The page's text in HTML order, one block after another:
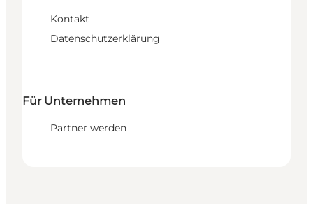
Kontakt
Datenschutzerklärung
Für Unternehmen
Partner werden